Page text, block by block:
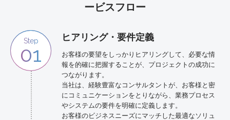
ービスフロー
Step
01
ヒアリング・要件定義
お客様の要望をしっかりヒアリングして、必要な情
報を的確に把握することが、プロジェクトの成功に
つながります。
当社は、経験豊富なコンサルタントが、お客様と密
にコミュニケーションをとりながら、業務プロセス
やシステムの要件を明確に定義します。
お客様のビジネスニーズにマッチした最適なソリュ